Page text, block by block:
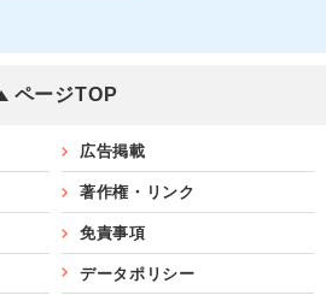
ページTOP
広告掲載
著作権・リンク
免責事項
データポリシー